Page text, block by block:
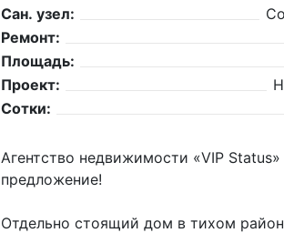
Сан. узел:
Ремонт:
Площадь:
Проект:
Сотки:
Агентство недвижимости «VIP
предложение!
Отдельно стоящий дом в тихом